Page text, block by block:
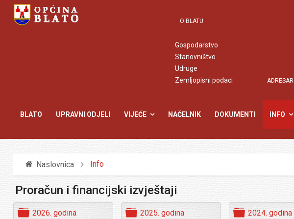
O BLATU
Gospodarstvo
Stanovništvo
Udruge
Zemljopisni podaci
ADRESAR
BLATO UPRAVNI ODJELI VIJEĆE NAČELNIK DOKUMENTI INFO
Naslovnica Info
Proračun i financijski izvještaji
F2026. godina
F2025. godina
F2024. godina